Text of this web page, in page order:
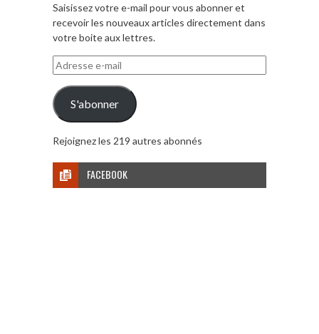
Saisissez votre e-mail pour vous abonner et
recevoir les nouveaux articles directement dans
votre boite aux lettres.
Adresse
e-
mail
S'abonner
Rejoignez les 219 autres abonnés
FACEBOOK